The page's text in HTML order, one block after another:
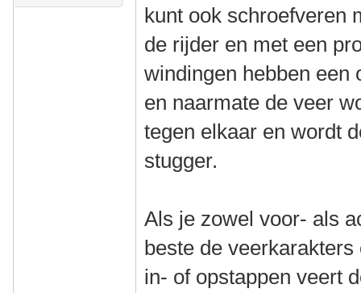
kunt ook schroefveren
de rijder en met een
windingen hebben een
en naarmate de veer
tegen elkaar en wordt
stugger.
Als je zowel voor- als
beste de
in- of opstappen veert